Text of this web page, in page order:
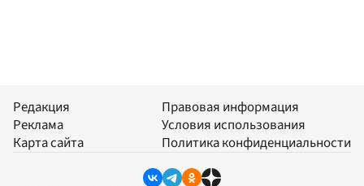
Редакция
Реклама
Карта сайта
Правовая информация
Условия использования
Политика конфиденциальности